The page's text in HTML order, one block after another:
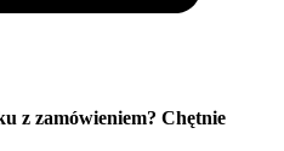
z zamówieniem? Chętnie